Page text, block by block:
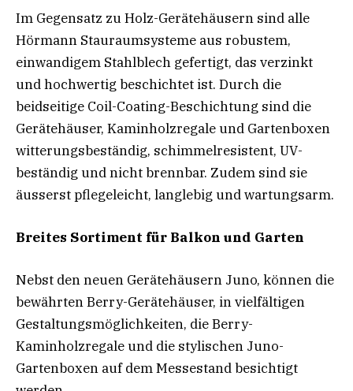
Im Gegensatz zu Holz-Gerätehäusern sind alle
Hörmann Stauraumsysteme aus robustem,
einwandigem Stahlblech gefertigt, das verzinkt
und hochwertig beschichtet ist. Durch die
beidseitige Coil-Coating-Beschichtung sind die
Gerätehäuser, Kaminholzregale und Gartenboxen
witterungsbeständig, schimmelresistent, UV-
beständig und nicht brennbar. Zudem sind sie
äusserst pflegeleicht, langlebig und wartungsarm.
Breites Sortiment für Balkon und Garten
Nebst den neuen Gerätehäusern Juno, können die
bewährten Berry-Gerätehäuser, in vielfältigen
Gestaltungsmöglichkeiten, die Berry-
Kaminholzregale und die stylischen Juno-
Gartenboxen auf dem Messestand besichtigt